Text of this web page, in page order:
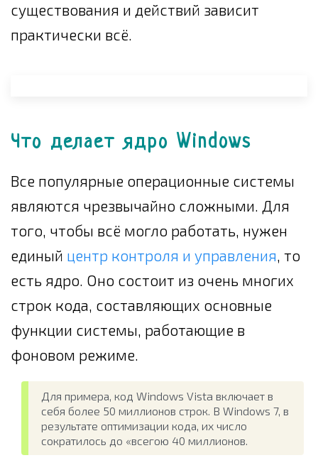
существования и действий зависит
практически всё.
Что делает ядро Windows
Все популярные операционные системы
являются чрезвычайно сложными. Для
того, чтобы всё могло работать, нужен
единый центр контроля и управления, то
есть ядро. Оно состоит из очень многих
строк кода, составляющих основные
функции системы, работающие в
фоновом режиме.
Для примера, код Windows Vista включает в
себя более 50 миллионов строк. В Windows 7, в
результате оптимизации кода, их число
сократилось до «всегою 40 миллионов.